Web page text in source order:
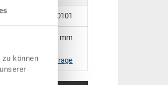
zu können
5-6432N-24.5070.0101
600 x 400 x 325 mm
Farben auf Anfrage